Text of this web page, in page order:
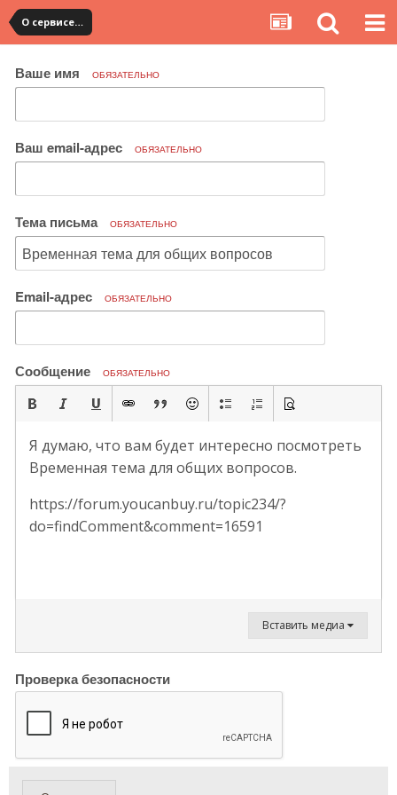
О сервисе, сайте и форуме
Ваше имя ОБЯЗАТЕЛЬНО
Ваш email-адрес ОБЯЗАТЕЛЬНО
Тема письма ОБЯЗАТЕЛЬНО
Email-адрес ОБЯЗАТЕЛЬНО
Сообщение ОБЯЗАТЕЛЬНО
Я думаю, что вам будет интересно посмотреть
Временная тема для общих вопросов.
https://forum.youcanbuy.ru/topic234/?
do=findComment&comment=16591
Вставить медиа
Проверка безопасности